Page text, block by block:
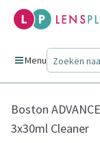
Menu
Boston
3x30ml Cleaner